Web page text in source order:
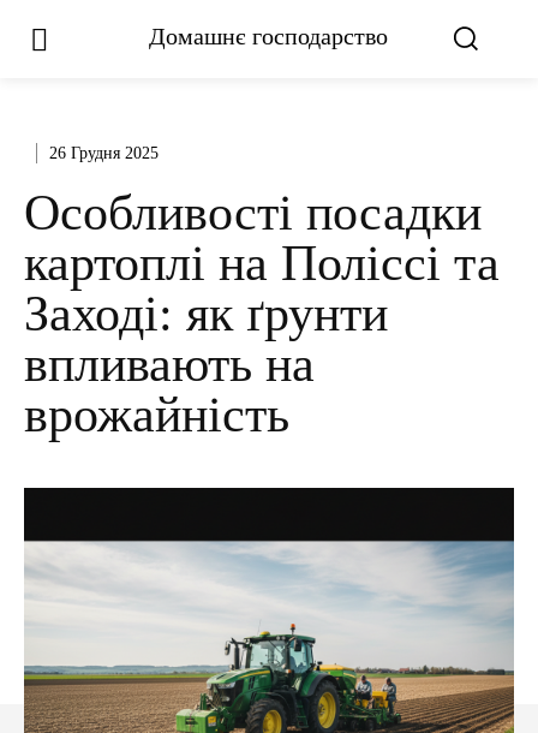
Домашнє господарство
26 Грудня 2025
Особливості посадки
картоплі на Поліссі та
Заході: як ґрунти
впливають на
врожайність